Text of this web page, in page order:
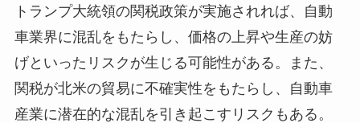
トランプ大統領の関税政策が実施されれば、自動
車業界に混乱をもたらし、価格の上昇や生産の妨
げといったリスクが生じる可能性がある。また、
関税が北米の貿易に不確実性をもたらし、自動車
産業に潜在的な混乱を引き起こすリスクもある。